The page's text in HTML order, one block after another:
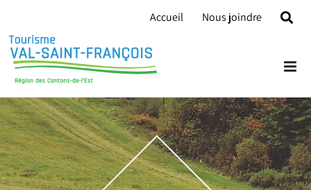
content
Accueil Nous joindre